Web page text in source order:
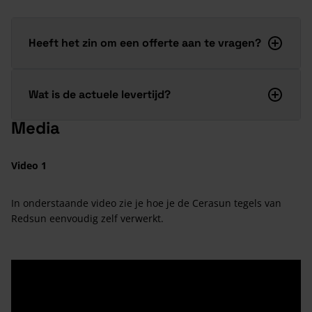
Heeft het zin om een offerte aan te vragen?
Wat is de actuele levertijd?
Media
Video 1
In onderstaande video zie je hoe je de Cerasun tegels van
Redsun eenvoudig zelf verwerkt.